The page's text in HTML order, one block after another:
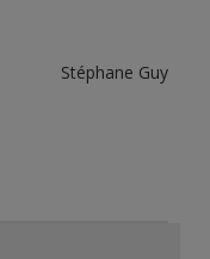
Stéphane Guy